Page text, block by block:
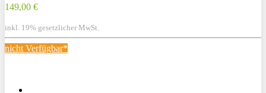
149,00 €
inkl. 19% gesetzlicher MwSt.
nicht Verfügbar*